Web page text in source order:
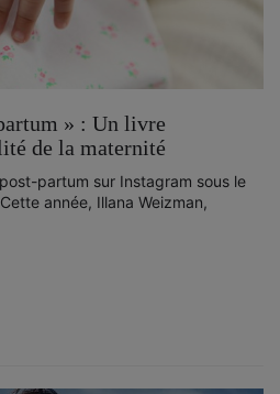
» : Un livre
de la maternité
partum sur Instagram sous le
année, Illana Weizman,